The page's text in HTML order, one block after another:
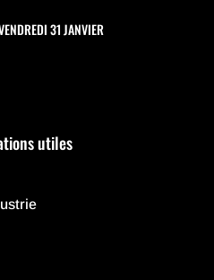
31 JANVIER
utiles